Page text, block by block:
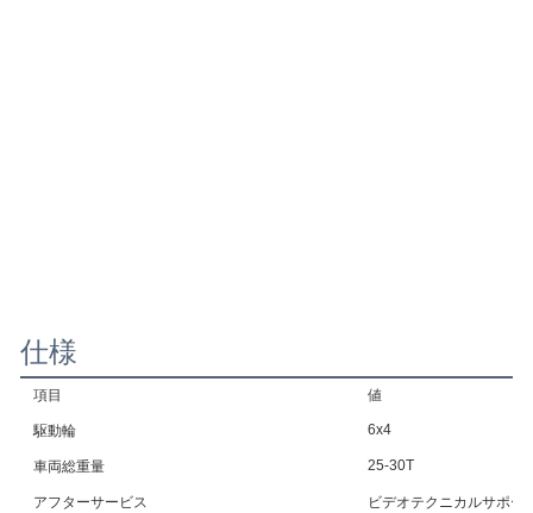
仕様
項目 値
駆動輪 6x4
車両総重量 25-30T
アフターサービス ビデオテクニカルサポー